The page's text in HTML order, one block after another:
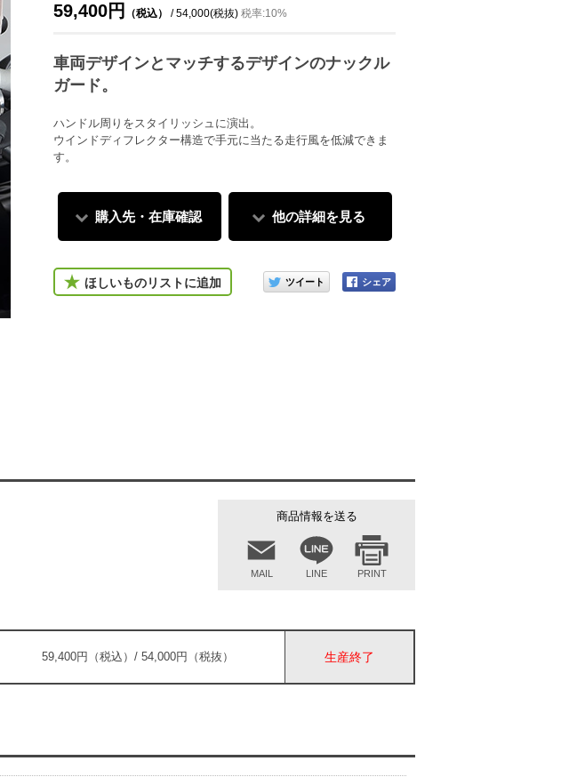
59,400円 （税込） / 54,000(税抜) 税率:10%
車両デザインとマッチするデザインのナックル
ガード。
ハンドル周りをスタイリッシュに演出。
ウインドディフレクター構造で手元に当たる走行風を低減できま
す。
購入先・在庫確認 他の詳細を見る
ほしいものリストに追加
このアイテムをシェアする
商品情報を送る
MAIL LINE PRINT
59,400円（税込）/ 54,000円（税抜） 生産終了